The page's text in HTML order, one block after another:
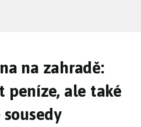
na zahradě:
peníze, ale také